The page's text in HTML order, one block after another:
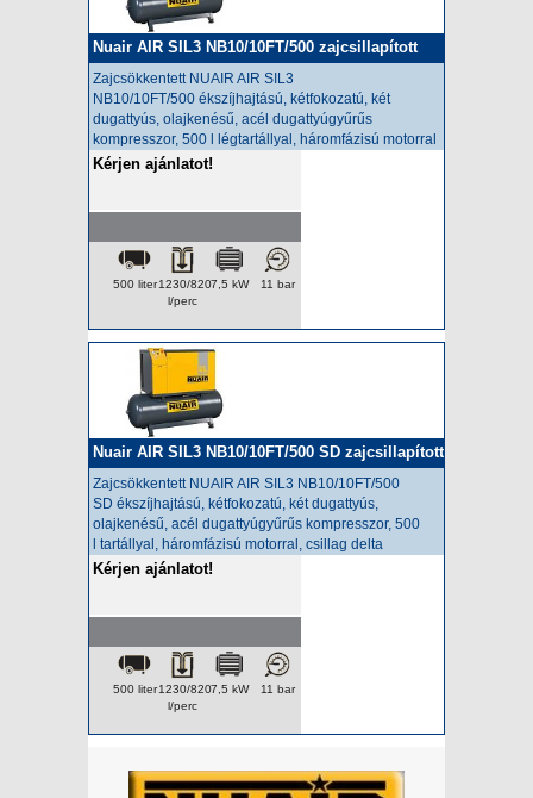
Nuair AIR SIL3 NB10/10FT/500 zajcsillapított
kompresszor
Zajcsökkentett NUAIR AIR SIL3
NB10/10FT/500 ékszíjhajtású, kétfokozatú, két
dugattyús, olajkenésű, acél dugattyúgyűrűs
kompresszor, 500 l
légtartállyal, háromfázisú motorral
Kérjen ajánlatot!
11 bar
7,5 kW
1230/820
l/perc
500 liter
Nuair AIR SIL3 NB10/10FT/500 SD zajcsillapított
kompresszor
Zajcsökkentett NUAIR AIR SIL3 NB10/10FT/500
SD ékszíjhajtású, kétfokozatú, két dugattyús,
olajkenésű, acél dugattyúgyűrűs kompresszor, 500
tartállyal, háromfázisú motorral, csillag delta
indítóval
Kérjen ajánlatot!
11 bar
7,5 kW
1230/820
l/perc
500 liter